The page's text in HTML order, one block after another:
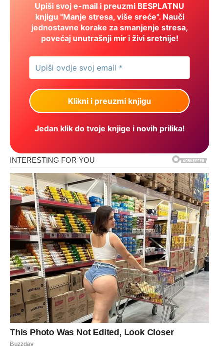
Upiši svoj e-mail i preuzmi BESPLATNU
knjigu "Manje stresa, više sreće". Nauči
jednostavne korake za smanjenje stresa,
povećaj unutrašnji mir i živi sretnije!
Jedan klik do tvoje knjige i novih prilika!